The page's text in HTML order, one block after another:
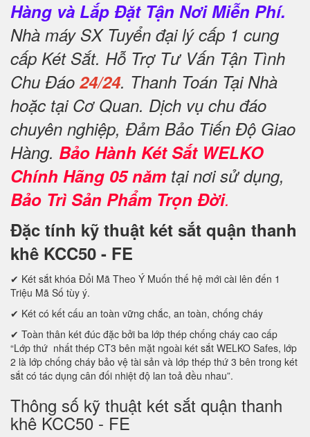
Hàng và Lắp Đặt Tận Nơi Miễn Phí.
Nhà máy SX Tuyển đại lý cấp 1 cung
cấp Két Sắt. Hỗ Trợ Tư Vấn Tận Tình
Chu Đáo 24/24. Thanh Toán Tại Nhà
hoặc tại Cơ Quan. Dịch vụ chu đáo
chuyên nghiệp, Đảm Bảo Tiến Độ Giao
Hàng. Bảo Hành Két Sắt WELKO
Chính Hãng 05 năm tại nơi sử dụng,
Bảo Trì Sản Phẩm Trọn Đời.
Đặc tính kỹ thuật két sắt quận thanh
khê KCC50 - FE
✔ Két sắt khóa Đổi Mã Theo Ý Muốn thế hệ mới cài lên đến 1
Triệu Mã Số tùy ý.
✔ Két có kết cấu an toàn vững chắc, an toàn, chống cháy
✔ Toàn thân két đúc đặc bởi ba lớp thép chống cháy cao cấp
“Lớp thứ nhất thép CT3 bên mặt ngoài két sắt WELKO Safes, lớp
2 là lớp chống cháy bảo vệ tài sản và lớp thép thứ 3 bên trong két
sắt có tác dụng cân đối nhiệt độ lan toả đều nhau”.
Thông số kỹ thuật két sắt quận thanh
khê KCC50 - FE